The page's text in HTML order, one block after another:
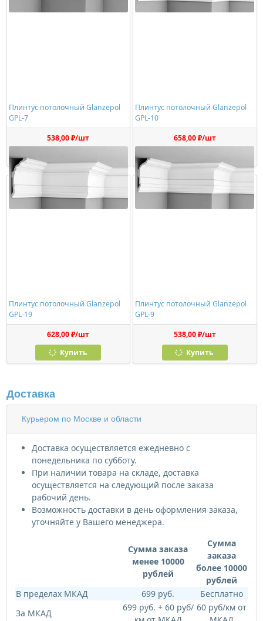
Плинтус потолочный Glanzepol
GPL-7
538,00 ₽/шт
Плинтус потолочный Glanzepol
GPL-10
658,00 ₽/шт
Плинтус потолочный Glanzepol
GPL-19
628,00 ₽/шт
Купить
Плинтус потолочный Glanzepol
GPL-9
538,00 ₽/шт
Купить
Доставка
Курьером по Москве и области
Доставка осуществляется ежедневно с
понедельника по субботу.
При наличии товара на складе, доставка
осуществляется на следующий после заказа
рабочий день.
Возможность доставки в день оформления заказа,
уточняйте у Вашего менеджера.
Сумма заказа
менее 10000
рублей
Сумма
заказа
более 10000
рублей
В пределах МКАД
699 руб.
Бесплатно
За МКАД
699 руб. + 60 руб/ 60 руб/км от